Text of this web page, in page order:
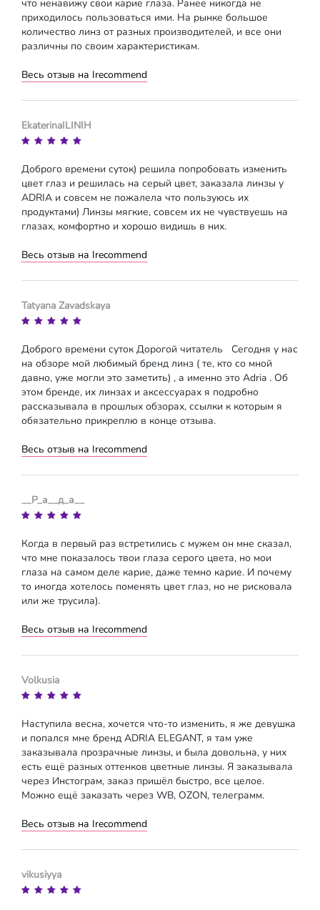
что ненавижу свои карие глаза. Ранее никогда не
приходилось пользоваться ими. На рынке большое
количество линз от разных производителей, и все они
различны по своим характеристикам.
Весь отзыв на Irecommend
EkaterinaILINIH
Доброго времени суток) решила попробовать изменить
цвет глаз и решилась на серый цвет, заказала линзы у
ADRIA и совсем не пожалела что пользуюсь их
продуктами) Линзы мягкие, совсем их не чувствуешь на
глазах, комфортно и хорошо видишь в них.
Весь отзыв на Irecommend
Tatyana Zavadskaya
Доброго времени суток Дорогой читатель Сегодня у нас
на обзоре мой любимый бренд линз ( те, кто со мной
давно, уже могли это заметить) , а именно это Adria . Об
этом бренде, их линзах и аксессуарах я подробно
рассказывала в прошлых обзорах, ссылки к которым я
обязательно прикреплю в конце отзыва.
Весь отзыв на Irecommend
__Р_а__д_а__
Когда в первый раз встретились с мужем он мне сказал,
что мне показалось твои глаза серого цвета, но мои
глаза на самом деле карие, даже темно карие. И почему
то иногда хотелось поменять цвет глаз, но не рисковала
или же трусила).
Весь отзыв на Irecommend
Volkusia
Наступила весна, хочется что-то изменить, я же девушка
и попался мне бренд ADRIA ELEGANT, я там уже
заказывала прозрачные линзы, и была довольна, у них
есть ещё разных оттенков цветные линзы. Я заказывала
через Инстограм, заказ пришёл быстро, все целое.
Можно ещё заказать через WB, OZON, телеграмм.
Весь отзыв на Irecommend
vikusiyya